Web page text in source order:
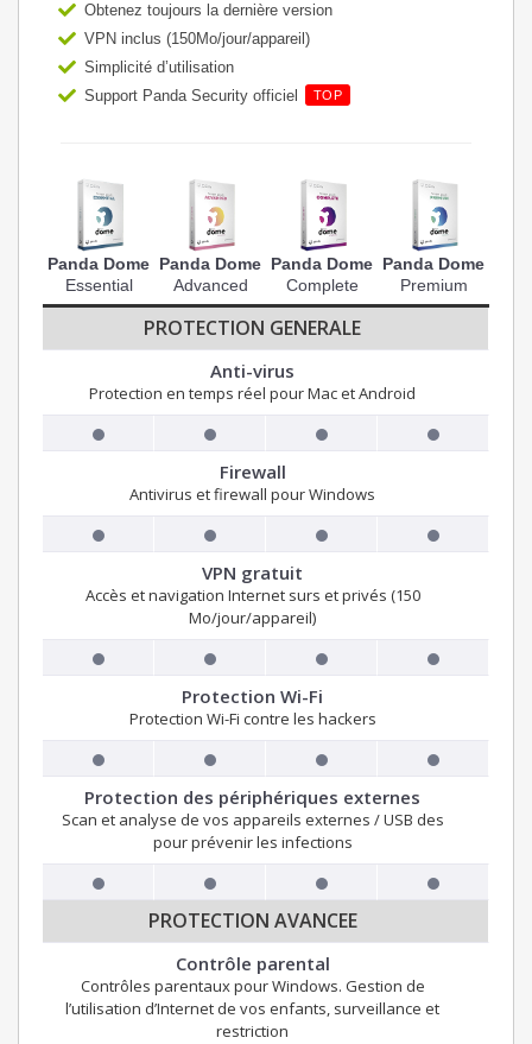
Obtenez toujours la dernière version
VPN inclus (150Mo/jour/appareil)
Simplicité d’utilisation
Support Panda Security officiel
TOP
Panda Dome
Essential
Panda Dome
Advanced
Panda Dome
Complete
Panda Dome
Premium
PROTECTION GENERALE
Anti-virus
Protection en temps réel pour Mac et Android
Firewall
Antivirus et firewall pour Windows
VPN gratuit
Accès et navigation Internet surs et privés (150
Mo/jour/appareil)
Protection Wi-Fi
Protection Wi-Fi contre les hackers
Protection des périphériques externes
Scan et analyse de vos appareils externes / USB des
pour prévenir les infections
PROTECTION AVANCEE
Contrôle parental
Contrôles parentaux pour Windows. Gestion de
l’utilisation d’Internet de vos enfants, surveillance et
restriction